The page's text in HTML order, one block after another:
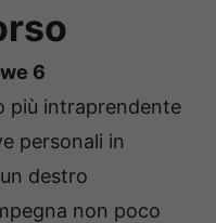
6
più intraprendente
personali in
destro
non poco